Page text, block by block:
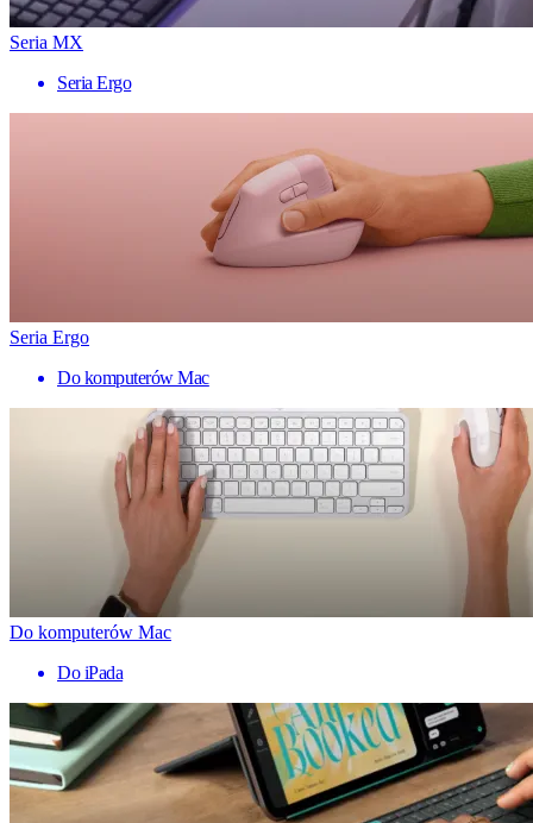
Seria MX
Seria Ergo
Seria Ergo
Do komputerów Mac
Do komputerów Mac
Do iPada